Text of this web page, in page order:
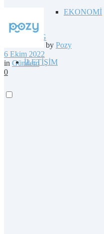
EKONOMİ
BLOG
İLETİŞİM
by Pozy
6 Ekim 2022
in Gündem
0